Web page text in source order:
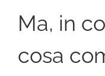
Ma, in
cosa